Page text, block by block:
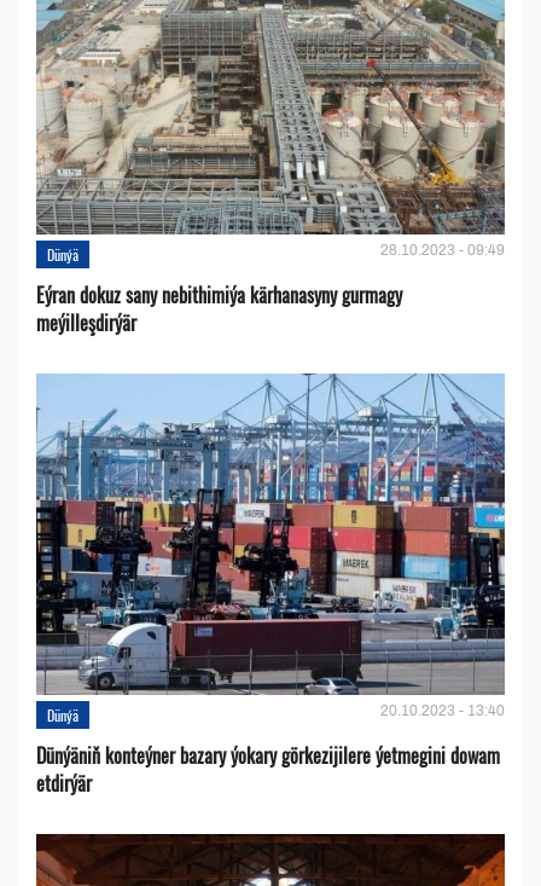
Dünýä 28.10.2023 - 09:49
Eýran dokuz sany nebithimiýa kärhanasyny gurmagy
meýilleşdirýär
Dünýä 20.10.2023 - 13:40
Dünýäniň konteýner bazary ýokary görkezijilere ýetmegini dowam
etdirýär